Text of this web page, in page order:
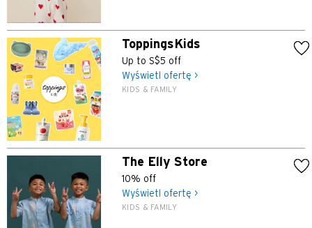
ToppingsKids
Up to S$5 off
Wyświetl ofertę >
KIDS & FAMILY
The Elly Store
10% off
Wyświetl ofertę >
KIDS & FAMILY